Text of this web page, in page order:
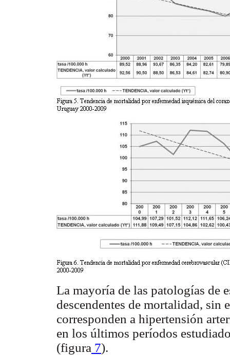
La mayoría de las patologías de
descendentes de mortalidad, sin
corresponden a hipertensión
en los últimos períodos
(figura 7).